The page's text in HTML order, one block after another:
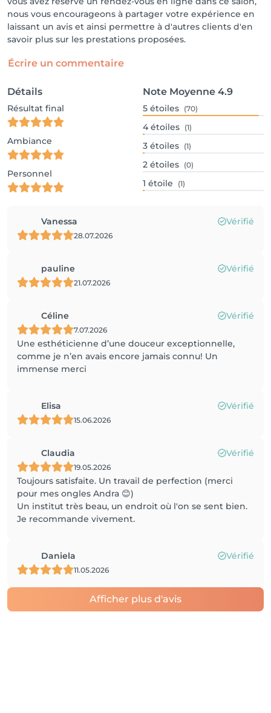
nous vous encourageons à partager votre expérience en
laissant un avis et ainsi permettre à d'autres clients d'en
savoir plus sur les prestations proposées.
Écrire un commentaire
Détails
Résultat final
Ambiance
Personnel
Note Moyenne 4.9
5 étoiles (70)
4 étoiles (1)
3 étoiles (1)
2 étoiles (0)
1 étoile (1)
Vanessa Vérifié
28.07.2026
pauline Vérifié
21.07.2026
Céline Vérifié
7.07.2026
Une esthéticienne d’une douceur exceptionnelle,
comme je n’en avais encore jamais connu! Un
immense merci
Elisa Vérifié
15.06.2026
Claudia Vérifié
19.05.2026
Toujours satisfaite. Un travail de perfection (merci
pour mes ongles Andra 😊)
Un institut très beau, un endroit où l'on se sent bien.
Je recommande vivement.
Daniela Vérifié
11.05.2026
Afficher plus d'avis